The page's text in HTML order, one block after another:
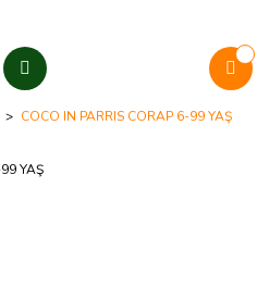
COCO IN PARRIS CORAP 6-99 YAŞ